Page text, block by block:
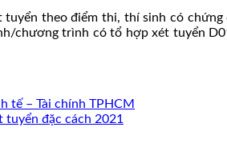
theo điểm thi, thí sinh có chứng
chương trình có tổ hợp xét tuyển
tế – Tài chính TPHCM
đặc cách 2021